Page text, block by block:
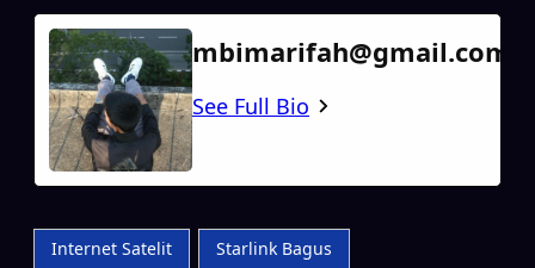
mbimarifah@gmail.com
See Full Bio
Internet Satelit Starlink Bagus